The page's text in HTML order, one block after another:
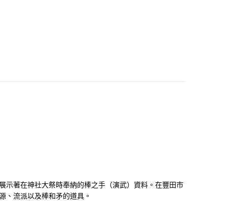
示著在神社大祭時奉納的棒之手（演武）資料。在豐田市
、流派以及棒和矛的道具。